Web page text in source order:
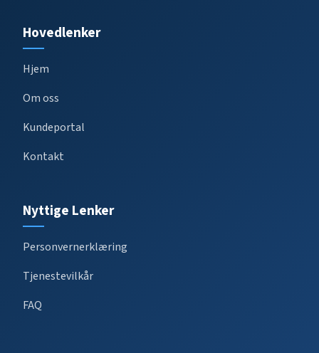
Hovedlenker
Hjem
Om oss
Kundeportal
Kontakt
Nyttige Lenker
Personvernerklæring
Tjenestevilkår
FAQ